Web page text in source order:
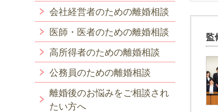
監
会社経営者のための離婚相談
医師・医者のための離婚相談
高所得者のための離婚相談
公務員のための離婚相談
離婚後のお悩みをご相談され
たい方へ